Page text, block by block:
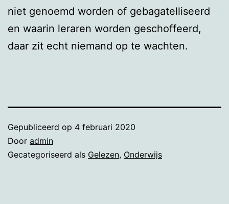
niet genoemd worden of gebagatelliseerd
en waarin leraren worden geschoffeerd,
daar zit echt niemand op te wachten.
Gepubliceerd op 4 februari 2020
Door admin
Gecategoriseerd als Gelezen, Onderwijs